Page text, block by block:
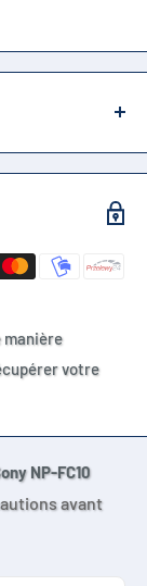
manière
votre
NP-FC10
avant